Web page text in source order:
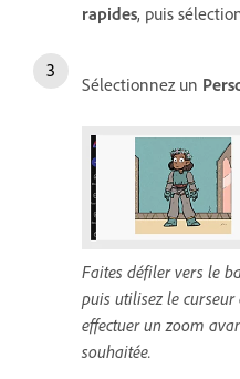
rapides, puis
Sélectionnez un
Faites défiler vers le
puis utilisez le curseur
effectuer un zoom
souhaitée.